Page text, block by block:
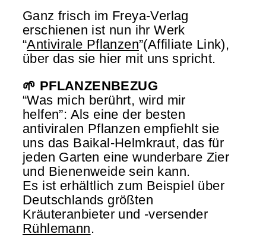
Ganz frisch im Freya-Verlag
erschienen ist nun ihr Werk
“Antivirale Pflanzen”(Affiliate Link),
über das sie hier mit uns spricht.
🌱 PFLANZENBEZUG
“Was mich berührt, wird mir
helfen”: Als eine der besten
antiviralen Pflanzen empfiehlt sie
uns das Baikal-Helmkraut, das für
jeden Garten eine wunderbare Zier
und Bienenweide sein kann.
Es ist erhältlich zum Beispiel über
Deutschlands größten
Kräuteranbieter und -versender
Rühlemann.